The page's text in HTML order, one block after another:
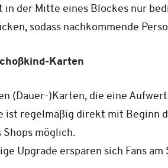
in der Mitte eines Blockes nur
sodass nachkommende
Karten
(Dauer-)Karten, die eine
ist regelmäßig direkt mit Beginn
möglich.
Upgrade ersparen sich Fans